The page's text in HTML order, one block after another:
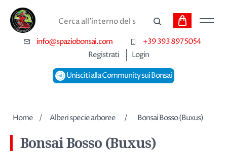
Cerca
info@spaziobonsai.com
+39 393 897 5054
Registrati
Login
Unisciti alla Community sui Bonsai
Carrello
Home / Alberi specie arboree / Bonsai Bosso (Buxus)
Bonsai Bosso (Buxus)